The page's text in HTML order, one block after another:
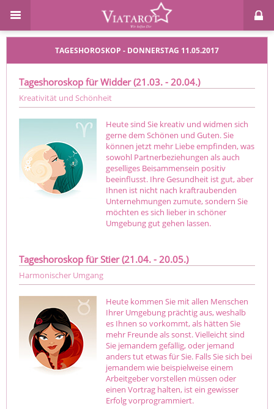
TAGESHOROSKOP - DONNERSTAG 11.05.2017
Tageshoroskop für Widder (21.03. - 20.04.)
Kreativität und Schönheit
Heute sind Sie kreativ und widmen sich
gerne dem Schönen und Guten. Sie
können jetzt mehr Liebe empfinden, was
sowohl Partnerbeziehungen als auch
geselliges Beisammensein positiv
beeinflusst. Ihre Gesundheit ist gut, aber
Ihnen ist nicht nach kraftraubenden
Unternehmungen zumute, sondern Sie
möchten es sich lieber in schöner
Umgebung gut gehen lassen.
Tageshoroskop für Stier (21.04. - 20.05.)
Harmonischer Umgang
Heute kommen Sie mit allen Menschen
Ihrer Umgebung prächtig aus, weshalb
es Ihnen so vorkommt, als hätten Sie
mehr Freunde als sonst. Vielleicht sind
Sie jemandem gefällig, oder jemand
anders tut etwas für Sie. Falls Sie sich bei
jemandem wie beispielweise einem
Arbeitgeber vorstellen müssen oder
einen Vortrag halten, ist ein gewisser
Erfolg vorprogrammiert.